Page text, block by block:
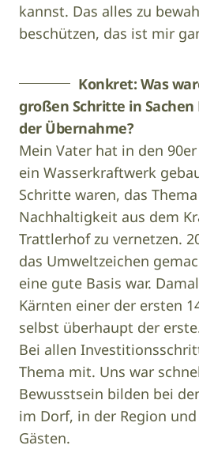
kannst. Das alles zu
beschützen, das ist mir
Konkret: Was
großen Schritte in
der Übernahme?
Mein Vater hat in den
ein Wasserkraftwerk
Schritte waren, das
Nachhaltigkeit aus dem
Trattlerhof zu vernetzen.
das Umweltzeichen
eine gute Basis war.
Kärnten einer der ersten
selbst überhaupt der
Bei allen
Thema mit. Uns war
Bewusstsein bilden bei
im Dorf, in der Region
Gästen.